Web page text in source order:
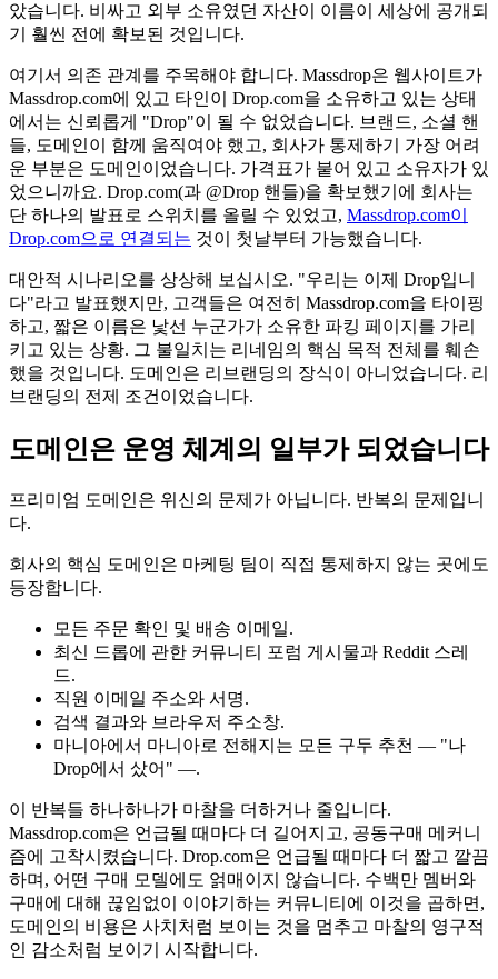
았습니다. 비싸고 외부 소유였던 자산이 이름이 세상에 공개되
기 훨씬 전에 확보된 것입니다.
여기서 의존 관계를 주목해야 합니다. Massdrop은 웹사이트가
Massdrop.com에 있고 타인이 Drop.com을 소유하고 있는 상태
에서는 신뢰롭게 "Drop"이 될 수 없었습니다. 브랜드, 소셜 핸
들, 도메인이 함께 움직여야 했고, 회사가 통제하기 가장 어려
운 부분은 도메인이었습니다. 가격표가 붙어 있고 소유자가 있
었으니까요. Drop.com(과 @Drop 핸들)을 확보했기에 회사는
단 하나의 발표로 스위치를 올릴 수 있었고, Massdrop.com이
Drop.com으로 연결되는 것이 첫날부터 가능했습니다.
대안적 시나리오를 상상해 보십시오. "우리는 이제 Drop입니
다"라고 발표했지만, 고객들은 여전히 Massdrop.com을 타이핑
하고, 짧은 이름은 낯선 누군가가 소유한 파킹 페이지를 가리
키고 있는 상황. 그 불일치는 리네임의 핵심 목적 전체를 훼손
했을 것입니다. 도메인은 리브랜딩의 장식이 아니었습니다. 리
브랜딩의 전제 조건이었습니다.
도메인은 운영 체계의 일부가 되었습니다
프리미엄 도메인은 위신의 문제가 아닙니다. 반복의 문제입니
다.
회사의 핵심 도메인은 마케팅 팀이 직접 통제하지 않는 곳에도
등장합니다.
모든 주문 확인 및 배송 이메일.
최신 드롭에 관한 커뮤니티 포럼 게시물과 Reddit 스레
드.
직원 이메일 주소와 서명.
검색 결과와 브라우저 주소창.
마니아에서 마니아로 전해지는 모든 구두 추천 — "나
Drop에서 샀어" —.
이 반복들 하나하나가 마찰을 더하거나 줄입니다.
Massdrop.com은 언급될 때마다 더 길어지고, 공동구매 메커니
즘에 고착시켰습니다. Drop.com은 언급될 때마다 더 짧고 깔끔
하며, 어떤 구매 모델에도 얽매이지 않습니다. 수백만 멤버와
구매에 대해 끊임없이 이야기하는 커뮤니티에 이것을 곱하면,
도메인의 비용은 사치처럼 보이는 것을 멈추고 마찰의 영구적
인 감소처럼 보이기 시작합니다.